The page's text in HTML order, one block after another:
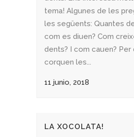
tema! Algunes de les
les següents: Quantes
com es diuen? Com
dents? I com cauen? Per
corquen les...
11 junio, 2018
LA XOCOLATA!